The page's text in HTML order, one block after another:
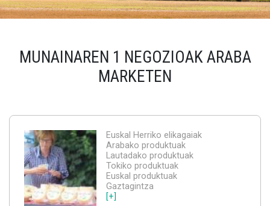
MUNAINAREN 1 NEGOZIOAK ARABA
MARKETEN
Euskal Herriko elikagaiak
Arabako produktuak
Lautadako produktuak
Tokiko produktuak
Euskal produktuak
Gaztagintza
[+]